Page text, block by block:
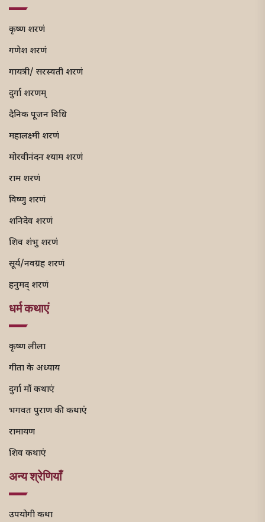
कृष्ण शरणं
गणेश शरणं
गायत्री/ सरस्वती शरणं
दुर्गा शरणम्
दैनिक पूजन विधि
महालक्ष्मी शरणं
मोरवीनंदन श्याम शरणं
राम शरणं
विष्णु शरणं
शनिदेव शरणं
शिव शंभु शरणं
सूर्य/नवग्रह शरणं
हनुमद् शरणं
धर्म कथाएं
कृष्ण लीला
गीता के अध्याय
दुर्गा माँ कथाएं
भगवत पुराण की कथाएं
रामायण
शिव कथाएं
अन्य श्रेणियाँ
उपयोगी कथा